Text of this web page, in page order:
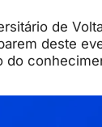
de
deste
do